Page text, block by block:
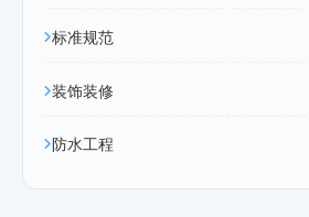
标准规范
装饰装修
防水工程